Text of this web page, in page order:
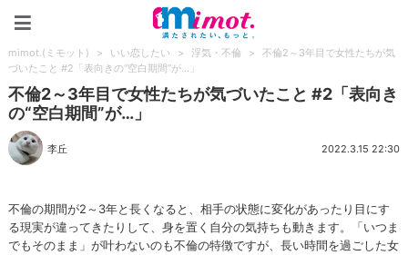
mimot.(ミモット) > いい恋したい > 浮気・不倫 >
不倫2～3年目で女性たちが気
づいたこと #2「表向きの“空白期間”が…」
不倫2～3年目で女性たちが気づいたこと #2「表向き
の“空白期間”が…」
李丘 2022.3.15 22:30
不倫の期間が2～3年と長くなると、相手の状態に変化があったり目にす
る現実が違ってきたりして、身を置く自分の気持ちも動きます。「いつま
でもそのまま」が叶わないのも不倫の特徴ですが、長い時間を過ごした女